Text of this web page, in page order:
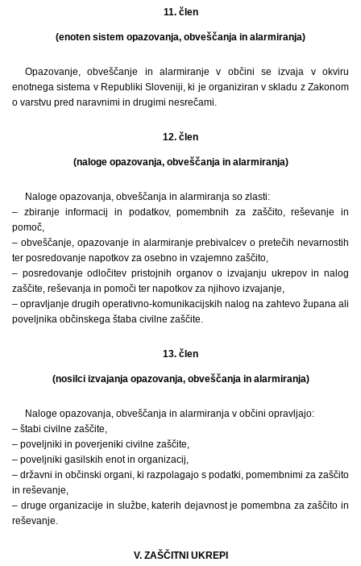
11. člen
(enoten sistem opazovanja, obveščanja in alarmiranja)
Opazovanje, obveščanje in alarmiranje v občini se izvaja v okviru
enotnega sistema v Republiki Sloveniji, ki je organiziran v skladu z Zakonom
o varstvu pred naravnimi in drugimi nesrečami.
12. člen
(naloge opazovanja, obveščanja in alarmiranja)
Naloge opazovanja, obveščanja in alarmiranja so zlasti:
– zbiranje informacij in podatkov, pomembnih za zaščito, reševanje in
pomoč,
– obveščanje, opazovanje in alarmiranje prebivalcev o pretečih nevarnostih
ter posredovanje napotkov za osebno in vzajemno zaščito,
– posredovanje odločitev pristojnih organov o izvajanju ukrepov in nalog
zaščite, reševanja in pomoči ter napotkov za njihovo izvajanje,
– opravljanje drugih operativno-komunikacijskih nalog na zahtevo župana ali
poveljnika občinskega štaba civilne zaščite.
13. člen
(nosilci izvajanja opazovanja, obveščanja in alarmiranja)
Naloge opazovanja, obveščanja in alarmiranja v občini opravljajo:
– štabi civilne zaščite,
– poveljniki in poverjeniki civilne zaščite,
– poveljniki gasilskih enot in organizacij,
– državni in občinski organi, ki razpolagajo s podatki, pomembnimi za zaščito
in reševanje,
– druge organizacije in službe, katerih dejavnost je pomembna za zaščito in
reševanje.
V. ZAŠČITNI UKREPI